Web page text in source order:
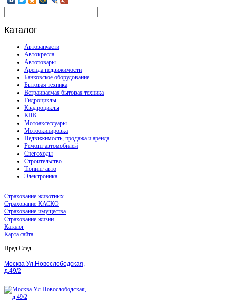
Каталог
Автозапчасти
Автокресла
Автотовары
Аренда недвижимости
Банковское оборудование
Бытовая техника
Встраиваемая бытовая техника
Гидроциклы
Квадроциклы
КПК
Мотоаксессуары
Мотоэкипировка
Недвижимость, продажа и аренда
Ремонт автомобилей
Снегоходы
Строительство
Тюнинг авто
Электроника
Страхование животных
Страхование КАСКО
Страхование имущества
Страхование жизни
Каталог
Карта сайта
Пред След
Москва Ул.Новослободская,
д.49/2